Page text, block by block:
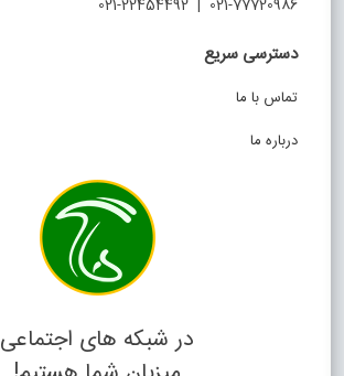
021-77720986 | 021-22454492
دسترسی سریع
تماس با ما
درباره ما
در شبکه های اجتماعی